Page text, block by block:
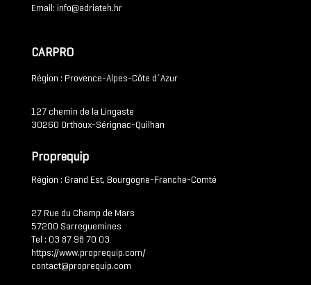
Email: info@adriateh.hr
CARPRO
Région : Provence-Alpes-Côte d´Azur
127 chemin de la Lingaste
30260 Orthoux-Sérignac-Quilhan
Proprequip
Région : Grand Est, Bourgogne-Franche-Comté
27 Rue du Champ de Mars
57200 Sarreguemines
Tel : 03 87 98 70 03
https://www.proprequip.com/
contact@proprequip.com